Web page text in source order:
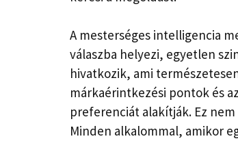
A mesterséges intelligencia
válaszba helyezi, egyetlen
hivatkozik, ami
márkaérintkezési pontok és
preferenciát alakítják. Ez
Minden alkalommal, amikor